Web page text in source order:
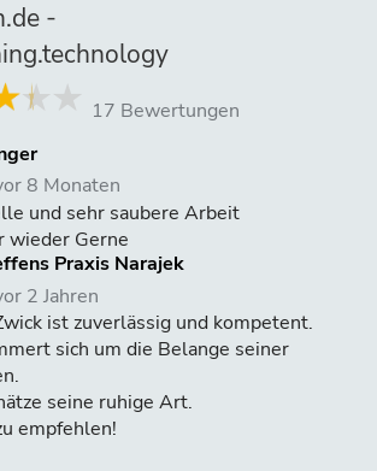
-
17 Bewertungen
8 Monaten
und sehr saubere Arbeit
wieder Gerne
Praxis Narajek
2 Jahren
ist zuverlässig und kompetent.
sich um die Belange seiner
seine ruhige Art.
empfehlen!